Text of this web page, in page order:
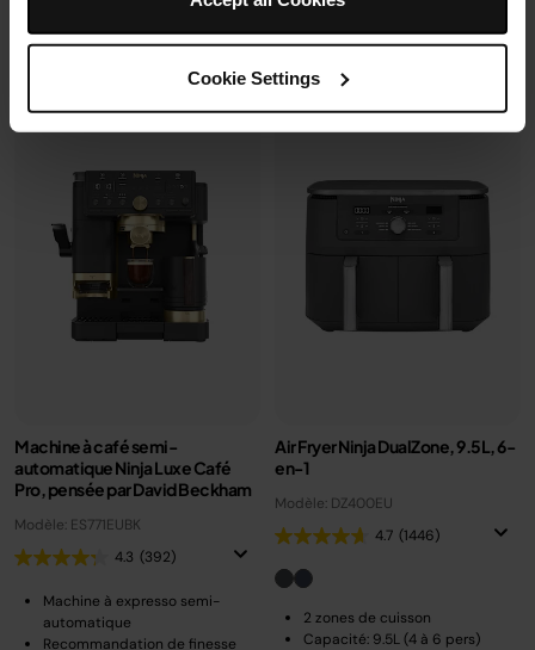
Cookie Settings
Voir les détails Voir les détails
Machine à café semi-
automatique Ninja Luxe Café
Pro, pensée par David Beckham
Modèle: ES771EUBK
4.3 (392)
Machine à expresso semi-
automatique
Recommandation de finesse
Air Fryer Ninja DualZone, 9.5L, 6-
en-1
Modèle: DZ400EU
4.7 (1446)
2 zones de cuisson
Capacité: 9.5L (4 à 6 pers)